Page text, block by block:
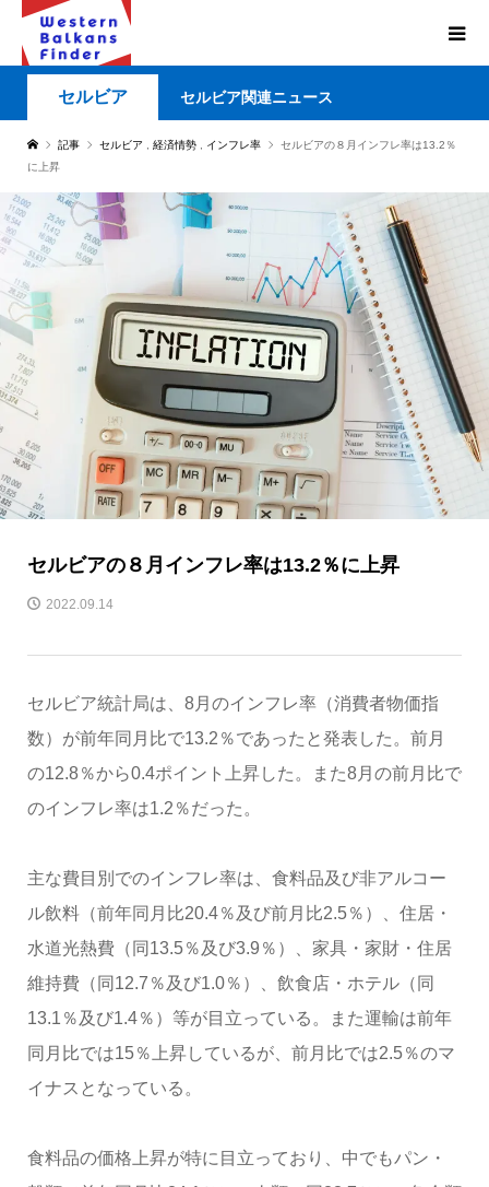
セルビア セルビア関連ニュース
記事 セルビア 経済情勢 インフレ率
セルビアの８月インフレ率は13.2％
に上昇
セルビアの８月インフレ率は13.2％に上昇
2022.09.14
セルビア統計局は、8月のインフレ率（消費者物価指
数）が前年同月比で13.2％であったと発表した。前月
の12.8％から0.4ポイント上昇した。また8月の前月比で
のインフレ率は1.2％だった。
主な費目別でのインフレ率は、食料品及び非アルコー
ル飲料（前年同月比20.4％及び前月比2.5％）、住居・
水道光熱費（同13.5％及び3.9％）、家具・家財・住居
維持費（同12.7％及び1.0％）、飲食店・ホテル（同
13.1％及び1.4％）等が目立っている。また運輸は前年
同月比では15％上昇しているが、前月比では2.5％のマ
イナスとなっている。
食料品の価格上昇が特に目立っており、中でもパン・